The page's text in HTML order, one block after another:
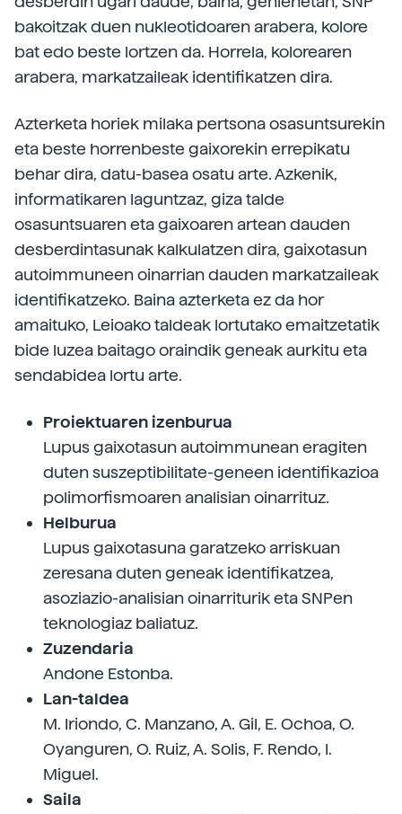
bakoitzak duen nukleotidoaren arabera, kolore
bat edo beste lortzen da. Horrela, kolorearen
arabera, markatzaileak identifikatzen dira.
Azterketa horiek milaka pertsona osasuntsurekin
eta beste horrenbeste gaixorekin errepikatu
behar dira, datu-basea osatu arte. Azkenik,
informatikaren laguntzaz, giza talde
osasuntsuaren eta gaixoaren artean dauden
desberdintasunak kalkulatzen dira, gaixotasun
autoimmuneen oinarrian dauden markatzaileak
identifikatzeko. Baina azterketa ez da hor
amaituko, Leioako taldeak lortutako emaitzetatik
bide luzea baitago oraindik geneak aurkitu eta
sendabidea lortu arte.
Proiektuaren izenburua
Lupus gaixotasun autoimmunean eragiten
duten suszeptibilitate-geneen identifikazioa
polimorfismoaren analisian oinarrituz.
Helburua
Lupus gaixotasuna garatzeko arriskuan
zeresana duten geneak identifikatzea,
asoziazio-analisian oinarriturik eta SNPen
teknologiaz baliatuz.
Zuzendaria
Andone Estonba.
Lan-taldea
M. Iriondo, C. Manzano, A. Gil, E. Ochoa, O.
Oyanguren, O. Ruiz, A. Solis, F. Rendo, I.
Miguel.
Saila